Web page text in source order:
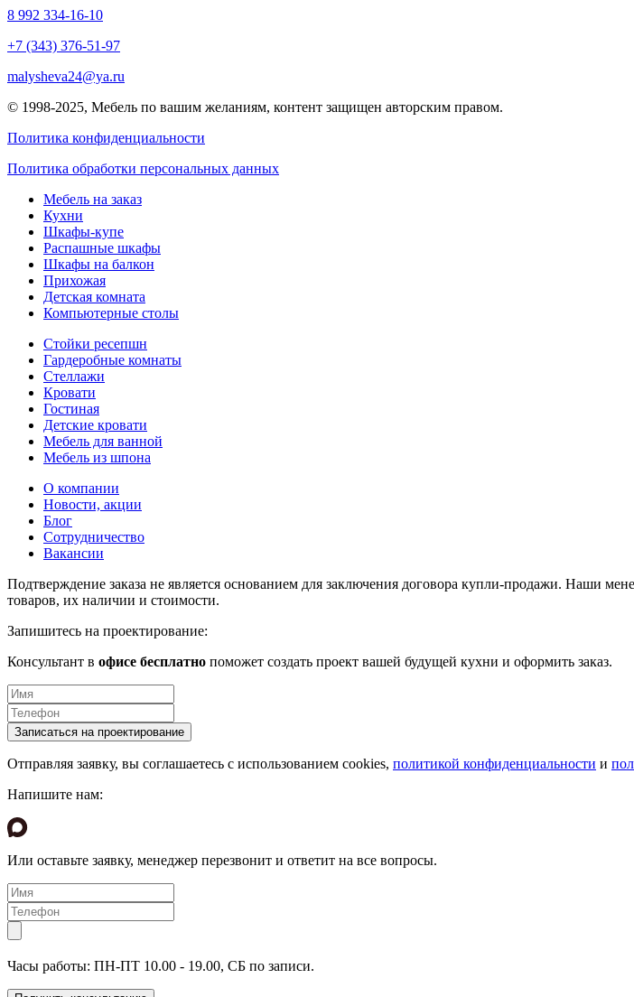
8 992 334-16-10
+7 (343) 376-51-97
malysheva24@ya.ru
© 1998-2025, Мебель по вашим желаниям, контент защищен авторским правом.
Политика конфиденциальности
Политика обработки персональных данных
Мебель на заказ
Кухни
Шкафы-купе
Распашные шкафы
Шкафы на балкон
Прихожая
Детская комната
Компьютерные столы
Стойки ресепшн
Гардеробные комнаты
Стеллажи
Кровати
Гостиная
Детские кровати
Мебель для ванной
Мебель из шпона
О компании
Новости, акции
Блог
Сотрудничество
Вакансии
Подтверждение заказа не является основанием для заключения договора купли-продажи. Наши
товаров, их наличии и стоимости.
Запишитесь на проектирование:
Консультант в офисе бесплатно поможет создать проект вашей будущей кухни и оформить заказ.
Отправляя заявку, вы соглашаетесь с использованием cookies, политикой конфиденциальности и
Напишите нам:
Или оставьте заявку, менеджер перезвонит и ответит на все вопросы.
Часы работы: ПН-ПТ 10.00 - 19.00, СБ по записи.